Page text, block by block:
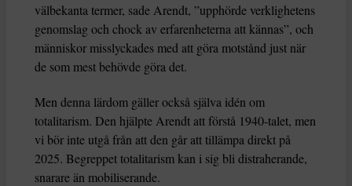
välbekanta termer, sade Arendt, ”upphörde verklighetens
genomslag och chock av erfarenheterna att kännas”, och
människor misslyckades med att göra motstånd just när
de som mest behövde göra det.
Men denna lärdom gäller också själva idén om
totalitarism. Den hjälpte Arendt att förstå 1940-talet, men
vi bör inte utgå från att den går att tillämpa direkt på
2025. Begreppet totalitarism kan i sig bli distraherande,
snarare än mobiliserande.